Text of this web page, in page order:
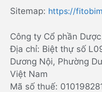
Sitemap: https://
Công ty Cổ phần
Địa chỉ: Biệt thự số
Dương Nội, Phường
Việt Nam
Mã số thuế: